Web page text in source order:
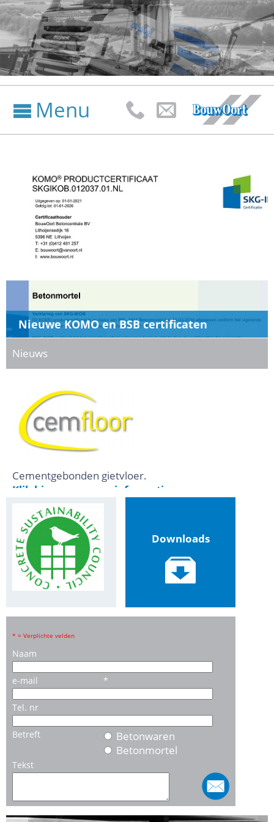
 Menu  
Nieuwe KOMO en BSB certificaten
Nieuws
Cementgebonden gietvloer.
Klik hier voor meer informatie.
Downloads

* = Verplichte velden
Naam
e-mail *
Tel. nr
Betreft
Betonwaren
Betonmortel
Tekst